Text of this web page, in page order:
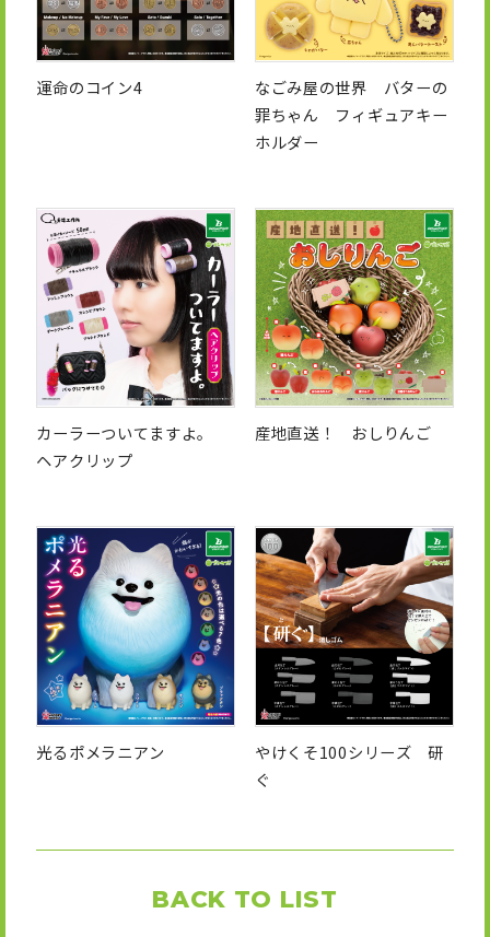
運命のコイン4
なごみ屋の世界 バターの
罪ちゃん フィギュアキー
ホルダー
カーラーついてますよ。
ヘアクリップ
産地直送！ おしりんご
光るポメラニアン
やけくそ100シリーズ 研
ぐ
BACK TO LIST